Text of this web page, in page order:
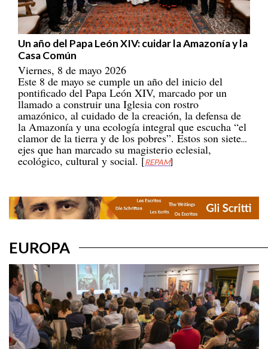
Un año del Papa León XIV: cuidar la Amazonía y la
Casa Común
Viernes, 8 de mayo 2026
Este 8 de mayo se cumple un año del inicio del
pontificado del Papa León XIV, marcado por un
llamado a construir una Iglesia con rostro
amazónico, al cuidado de la creación, la defensa de
la Amazonía y una ecología integral que escucha “el
clamor de la tierra y de los pobres”. Estos son siete
ejes que han marcado su magisterio eclesial,
ecológico, cultural y social. [REPAM]